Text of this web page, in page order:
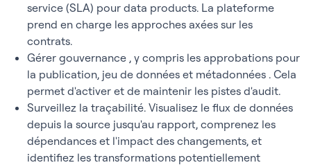
service (SLA) pour data products. La plateforme
prend en charge les approches axées sur les
contrats.
Gérer gouvernance , y compris les approbations pour
la publication, jeu de données et métadonnées . Cela
permet d'activer et de maintenir les pistes d'audit.
Surveillez la traçabilité. Visualisez le flux de données
depuis la source jusqu'au rapport, comprenez les
dépendances et l'impact des changements, et
identifiez les transformations potentiellement